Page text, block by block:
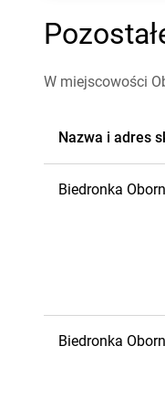
W miejscowości
Nazwa i adres
Biedronka
Biedronka